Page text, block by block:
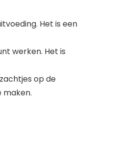
Het is een
werken. Het is
op de
maken.